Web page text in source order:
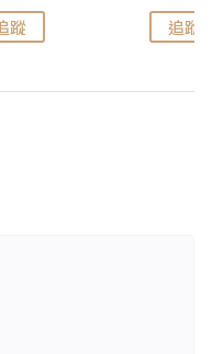
蹤 追蹤